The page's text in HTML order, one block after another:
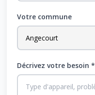
Votre commune
Décrivez votre besoin *